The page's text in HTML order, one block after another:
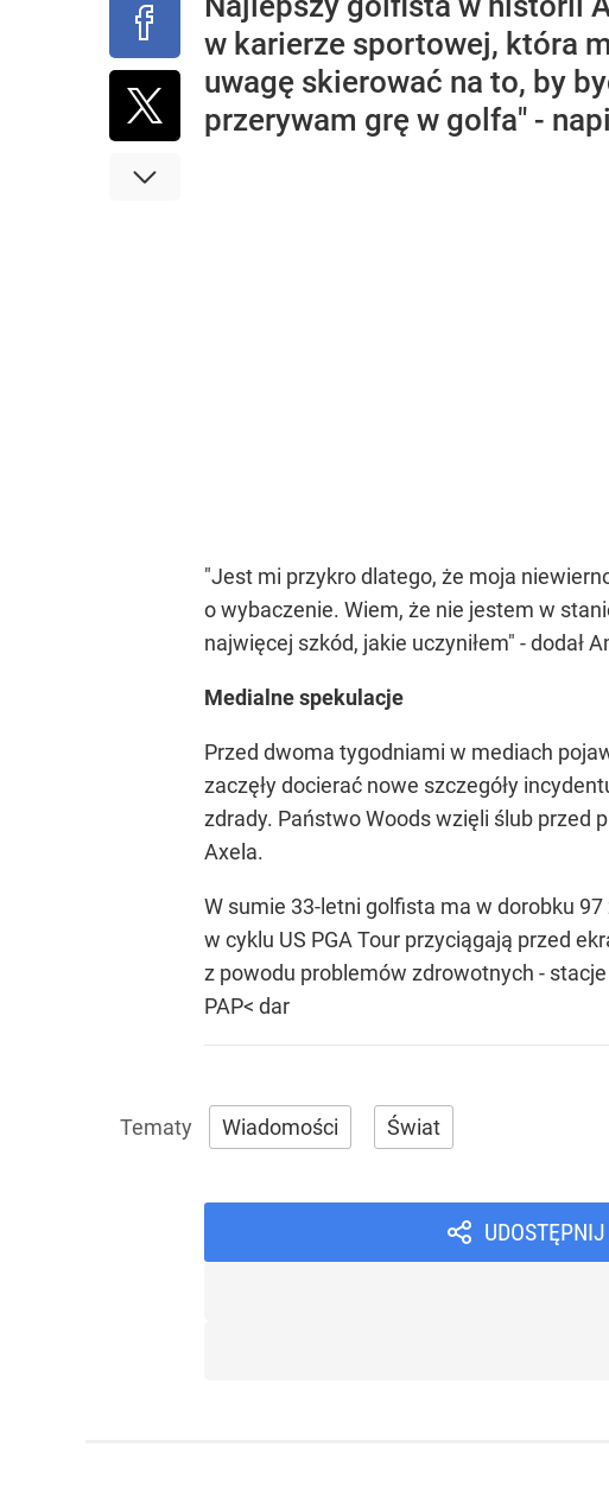
w karierze sportowej, która
uwagę skierować na to, by
przerywam grę w golfa" -
"Jest mi przykro dlatego, że moja
o wybaczenie. Wiem, że nie jestem w
najwięcej szkód, jakie uczyniłem" -
Medialne spekulacje
Przed dwoma tygodniami w mediach
zaczęły docierać nowe szczegóły
zdrady. Państwo Woods wzięli ślub przed
Axela.
W sumie 33-letni golfista ma w dorobku
w cyklu US PGA Tour przyciągają przed
z powodu problemów zdrowotnych -
PAP< dar
Wiadomości Świat
UDOSTĘPNIJ